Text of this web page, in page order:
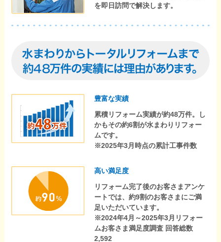
を即日訪問で解決します。
豊富な実績
累積リフォーム実績が約48万件。し
かもその約6割が水まわりリフォー
ムです。
※2025年3月時点の累計工事件数
高い満足度
リフォーム完了後のお客さまアンケ
ートでは、約9割のお客さまにご満
足いただいています。
※2024年4月～2025年3月リフォー
ムお客さま満足度調査 回答総数
2,592